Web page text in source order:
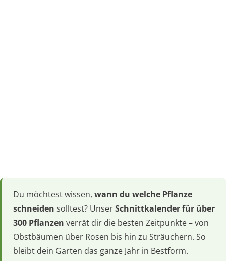
Du möchtest wissen, wann du welche Pflanze
schneiden solltest? UnserSchnittkalender für über
300 Pflanzen verrät dir die besten Zeitpunkte – von
Obstbäumen über Rosen bis hin zu Sträuchern. So
bleibt dein Garten das ganze Jahr in Bestform.